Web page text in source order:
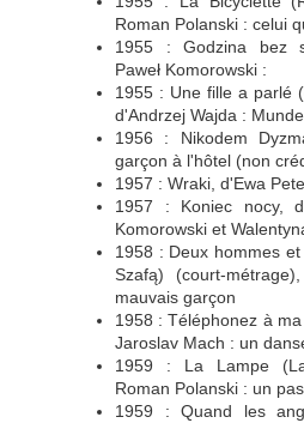
Roman Polanski : celui
1955 : Godzina bez
Paweł Komorowski :
1955 : Une fille a parlé
d'Andrzej Wajda :
1956 : Nikodem
garçon à l'hôtel (non
1957 : Wraki, d'Ewa
1957 : Koniec nocy,
Komorowski et
1958 : Deux hommes
Szafą) (court-
mauvais garçon
1958 : Téléphonez à
Jaroslav Mach : un
1959 : La Lampe
Roman Polanski : un
1959 : Quand les